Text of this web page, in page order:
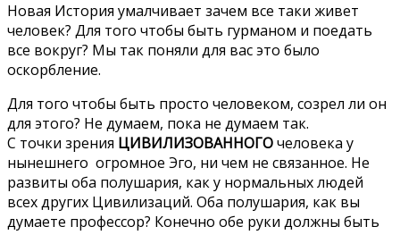
Новая История умалчивает зачем все таки живет
человек? Для того чтобы быть гурманом и поедать
все вокруг? Мы так поняли для вас это было
оскорбление.
Для того чтобы быть просто человеком, созрел ли он
для этого? Не думаем, пока не думаем так.
С точки зрения ЦИВИЛИЗОВАННОГОчеловека у
нынешнего огромное Эго, ни чем не связанное. Не
развиты оба полушария, как у нормальных людей
всех других Цивилизаций. Оба полушария, как вы
думаете профессор? Конечно обе руки должны быть